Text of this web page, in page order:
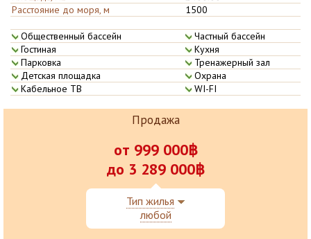
Расстояние до моря, м
1500
Общественны­й бассейн
Частный бас­сейн
Гостиная
Кухня
Парковка
Тренажерный­ зал
Детская пло­щадка
Охрана
Кабельное Т­В
WI-FI
Продажа
от 999 000฿
до 3 289 000฿
Тип жилья
любой